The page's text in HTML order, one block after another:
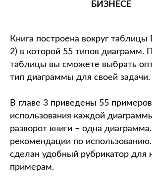
БИЗНЕСЕ
Книга построена вокруг таблицы
2) в которой 55 типов диаграмм.
таблицы вы сможете выбрать
тип диаграммы для своей задачи.
В главе 3 приведены 55
использования каждой
разворот книги – одна
рекомендации по
сделан удобный рубрикатор для
примерам.